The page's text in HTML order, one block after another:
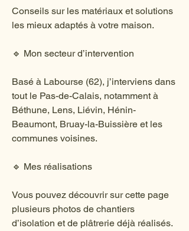
Conseils sur les matériaux et solutions
les mieux adaptés à votre maison.
🔹 Mon secteur d’intervention
Basé à Labourse (62), j’interviens dans
tout le Pas-de-Calais, notamment à
Béthune, Lens, Liévin, Hénin-
Beaumont, Bruay-la-Buissière et les
communes voisines.
🔹 Mes réalisations
Vous pouvez découvrir sur cette page
plusieurs photos de chantiers
d’isolation et de plâtrerie déjà réalisés.